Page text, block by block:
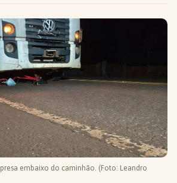
embaixo do caminhão. (Foto: Leandro